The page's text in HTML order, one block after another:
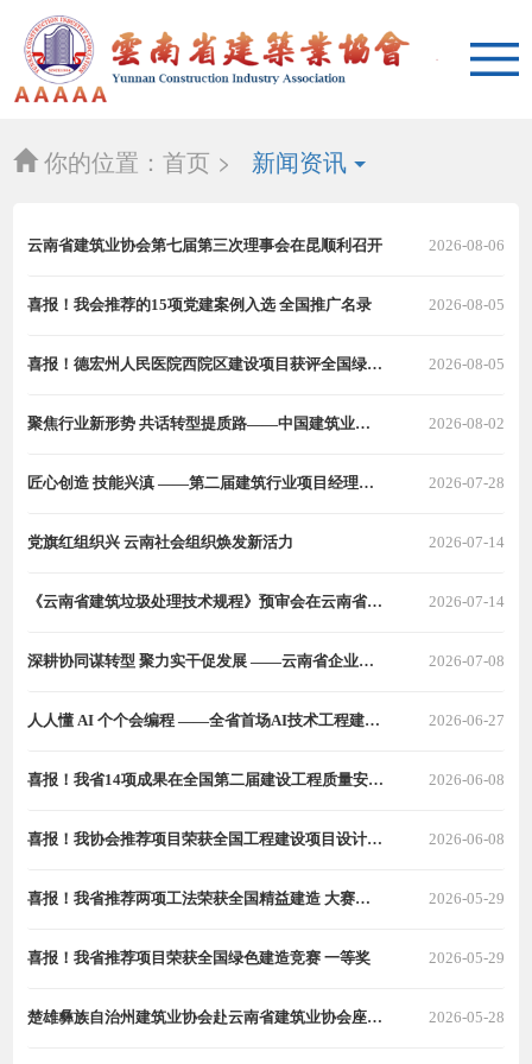
你的位置：首页 > 新闻资讯
云南省建筑业协会第七届第三次理事会在昆顺利召开 2026-08-06
喜报！我会推荐的15项党建案例入选 全国推广名录 2026-08-05
喜报！德宏州人民医院西院区建设项目获评全国绿色建造施工星级评价 2026-08-05
聚焦行业新形势 共话转型提质路——中国建筑业协会赴云南省建筑业协会走访交流 2026-08-02
匠心创造 技能兴滇 ——第二届建筑行业项目经理技能竞赛云南省选拔赛圆满落幕 2026-07-28
党旗红组织兴 云南社会组织焕发新活力 2026-07-14
《云南省建筑垃圾处理技术规程》预审会在云南省住房和城乡建设厅召开 2026-07-14
深耕协同谋转型 聚力实干促发展 ——云南省企业联合会企业家协会到云南省建筑业协会座谈交流 2026-07-08
人人懂 AI 个个会编程 ——全省首场AI技术工程建设落地应用交流会在昆举办 2026-06-27
喜报！我省14项成果在全国第二届建设工程质量安全提升竞赛中斩获佳绩 2026-06-08
喜报！我协会推荐项目荣获全国工程建设项目设计水平评价二等成果 2026-06-08
喜报！我省推荐两项工法荣获全国精益建造 大赛一、二等成果 2026-05-29
喜报！我省推荐项目荣获全国绿色建造竞赛 一等奖 2026-05-29
楚雄彝族自治州建筑业协会赴云南省建筑业协会座谈交流 2026-05-28